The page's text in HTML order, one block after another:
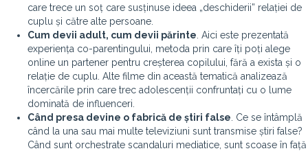
care trece un soț care susținuse ideea „deschiderii” relației de
cuplu și către alte persoane.
Cum devii adult, cum devii părinte . Aici este prezentată
experiența co-parentingului, metoda prin care îți poți alege
online un partener pentru creșterea copilului, fără a exista și o
relație de cuplu. Alte filme din această tematică analizează
încercările prin care trec adolescenții confruntați cu o lume
dominată de influenceri.
Când presa devine o fabrică de știri false . Ce se întâmplă
când la una sau mai multe televiziuni sunt transmise știri false?
Când sunt orchestrate scandaluri mediatice, sunt scoase în față